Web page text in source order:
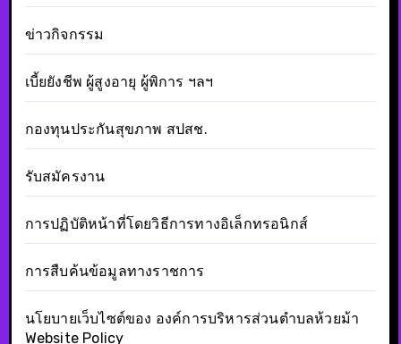
ข่าวกิจกรรม
เบี้ยยังชีพ ผู้สูงอายุ ผู้พิการ ฯลฯ
กองทุนประกันสุขภาพ สปสช.
รับสมัครงาน
การปฏิบัติหน้าที่โดยวิธีการทางอิเล็กทรอนิกส์
การสืบค้นข้อมูลทางราชการ
นโยบายเว็บไซต์ของ องค์การบริหารส่วนตำบลห้วยม้า
Website Policy